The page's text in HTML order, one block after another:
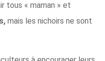
tous « maman » et
mais les nichoirs ne sont